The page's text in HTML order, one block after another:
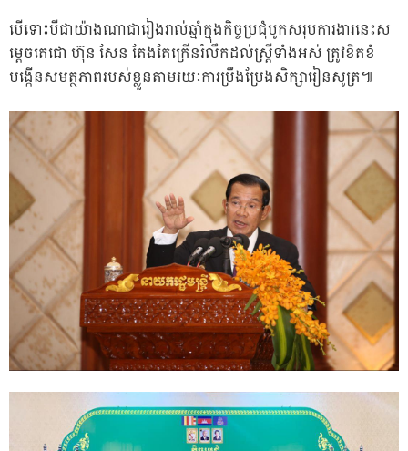
បើទោះបីជាយ៉ាងណាជារៀងរាល់ឆ្នាំក្នុងកិច្ចប្រជុំបូកសរុបការងារនេះស
ម្តេចតេជោ ហ៊ុន សែន តែងតែក្រើនរំលឹកដល់ស្រ្តីទាំងអស់ ត្រូវខិតខំ
បង្កើនសមត្ថភាពរបស់ខ្លួនតាមរយៈការប្រឹងប្រែងសិក្សារៀនសូត្រ៕